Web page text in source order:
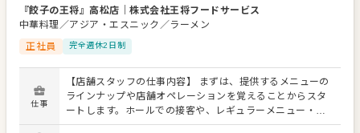
『餃子の王将』高松店 ｜株式会社王将フードサービス
中華料理／アジア・エスニック／ラーメン
正社員
完全週休2日制
仕事
【店舗スタッフの仕事内容】 まずは、提供するメニューの
ラインナップや店舗オペレーションを覚えることからスタ
ートします。ホールでの接客や、レギュラーメニュー・限
定メニューなどの調理にも関わりますので、店舗業務全般